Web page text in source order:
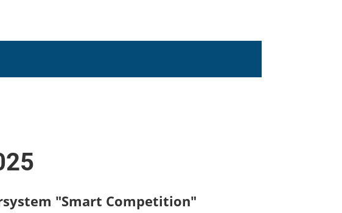
"Smart Competition"